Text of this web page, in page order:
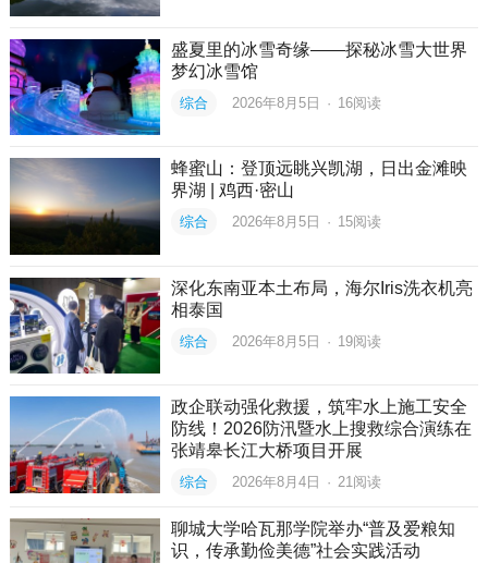
盛夏里的冰雪奇缘——探秘冰雪大世界
梦幻冰雪馆
综合 2026年8月5日 · 16阅读
蜂蜜山：登顶远眺兴凯湖，日出金滩映
界湖 | 鸡西·密山
综合 2026年8月5日 · 15阅读
深化东南亚本土布局，海尔Iris洗衣机亮
相泰国
综合 2026年8月5日 · 19阅读
政企联动强化救援，筑牢水上施工安全
防线！2026防汛暨水上搜救综合演练在
张靖皋长江大桥项目开展
综合 2026年8月4日 · 21阅读
聊城大学哈瓦那学院举办“普及爱粮知
识，传承勤俭美德”社会实践活动